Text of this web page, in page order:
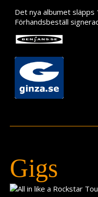
Det nya albumet släpps
Förhandsbeställ
Gigs